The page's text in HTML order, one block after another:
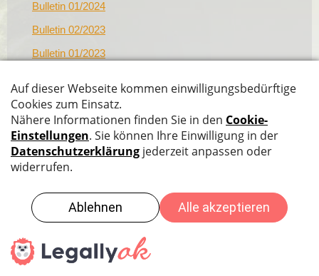
Bulletin 01/2024
Bulletin 02/2023
Bulletin 01/2023
Bulletin 01/2022
Datenschutz|Impressum|Sitemap